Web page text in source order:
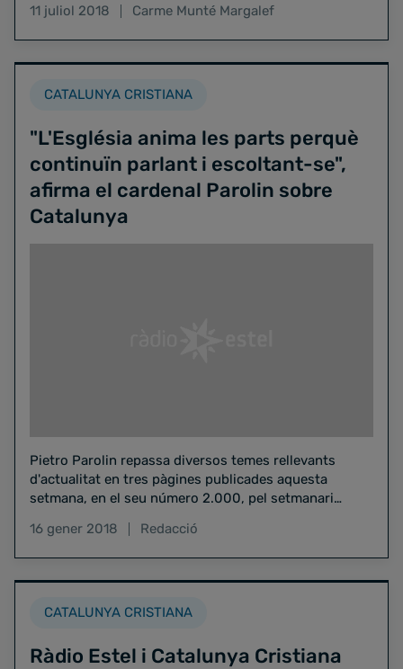
11 juliol 2018 Carme Munté Margalef
CATALUNYA CRISTIANA
"L'Església anima les parts perquè
continuïn parlant i escoltant-se",
afirma el cardenal Parolin sobre
Catalunya
Pietro Parolin repassa diversos temes rellevants
d'actualitat en tres pàgines publicades aquesta
setmana, en el seu número 2.000, pel setmanari
16 gener 2018 Redacció
CATALUNYA CRISTIANA
Ràdio Estel i Catalunya Cristiana